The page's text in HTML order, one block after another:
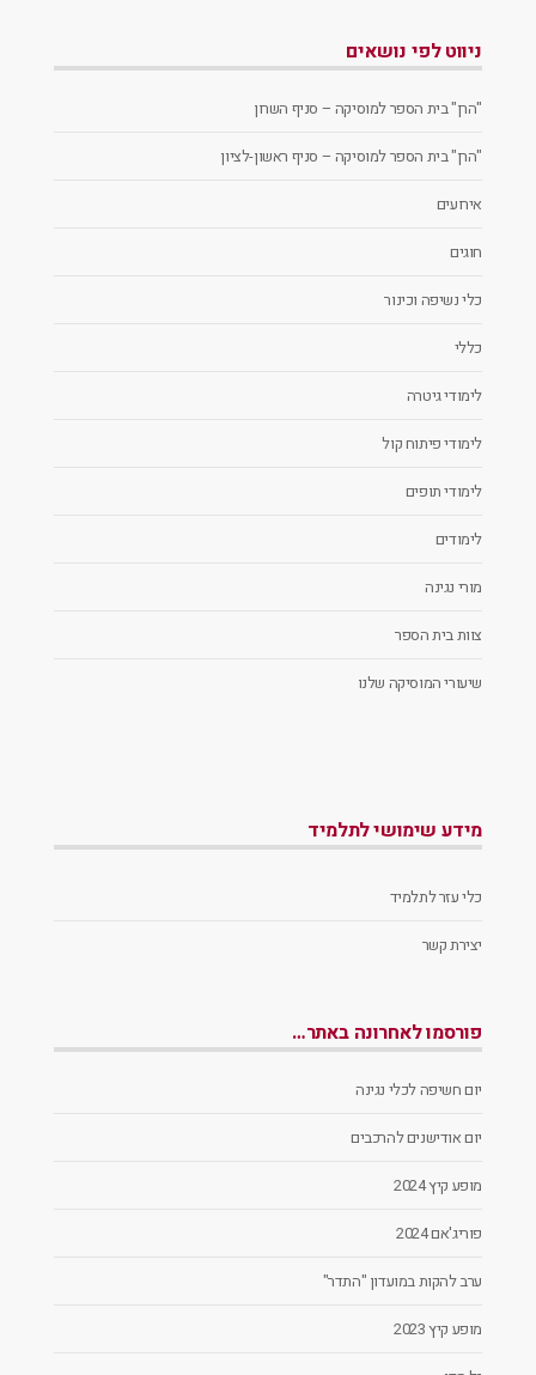
ניווט לפי נושאים
"הרן" בית הספר למוסיקה – סניף השרון
"הרן" בית הספר למוסיקה – סניף ראשון-לציון
אירועים
חוגים
כלי נשיפה וכינור
כללי
לימודי גיטרה
לימודי פיתוח קול
לימודי תופים
לימודים
מורי נגינה
צוות בית הספר
שיעורי המוסיקה שלנו
מידע שימושי לתלמיד
כלי עזר לתלמיד
יצירת קשר
פורסמו לאחרונה באתר…
יום חשיפה לכלי נגינה
יום אודישנים להרכבים
מופע קיץ 2024
פוריג'אם 2024
ערב להקות במועדון "התדר"
מופע קיץ 2023